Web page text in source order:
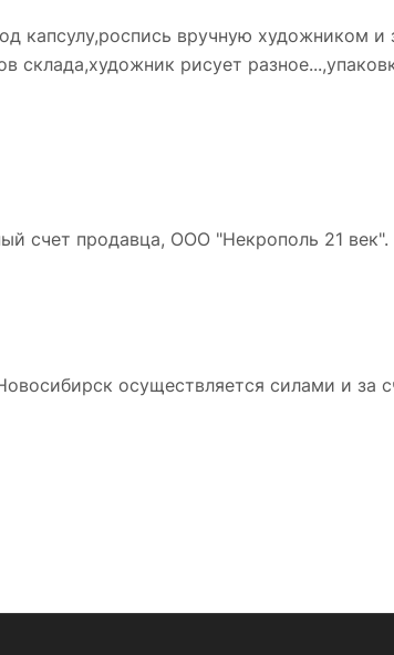
капсулу,роспись вручную художником и
рисует
счет продавца, ООО "Некрополь 21 век".
осуществляется силами и за